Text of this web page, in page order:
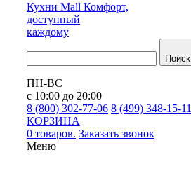
Кухни Mall Комфорт,
доступный
каждому
Поиск
ПН-ВС
с 10:00 до 20:00
8 (800) 302-77-06 8 (499) 348-15-11
КОРЗИНА
0 товаров. Заказать звонок
Меню